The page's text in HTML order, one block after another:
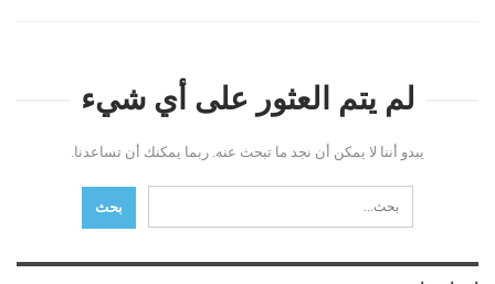
لم يتم العثور على أي شيء
يبدو أننا لا يمكن أن نجد ما تبحث عنه. ربما يمكنك أن تساعدنا.